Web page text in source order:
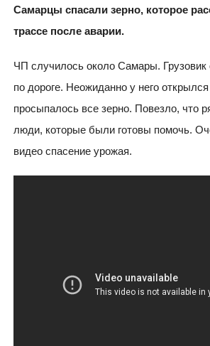
Самарцы спасали зерно, которое
трассе после аварии.
ЧП случилось около Самары. Грузовик
по дороге. Неожиданно у него открылся
просыпалось все зерно. Повезло, что
люди, которые были готовы помочь.
видео спасение урожая.